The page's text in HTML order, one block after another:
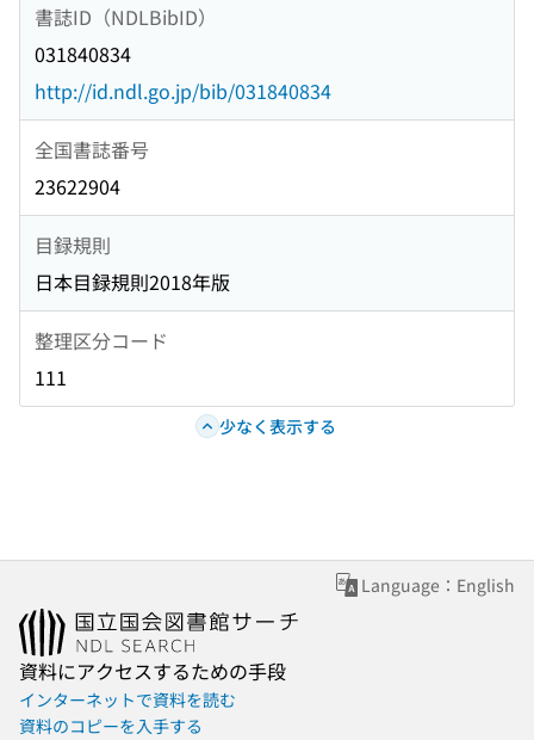
書誌ID（NDLBibID）
031840834
http://id.ndl.go.jp/bib/031840834
全国書誌番号
23622904
目録規則
日本目録規則2018年版
整理区分コード
111
少なく表示する
Language：English
資料にアクセスするための手段
インターネットで資料を読む
資料のコピーを入手する